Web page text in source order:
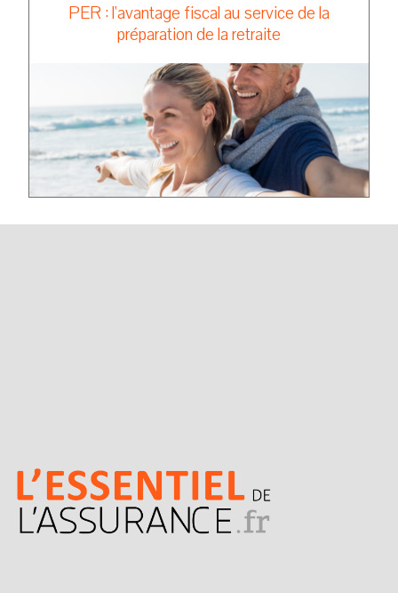
PER : l'avantage fiscal au service de la
préparation de la retraite